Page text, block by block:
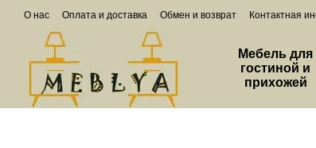
Перейти к основному контенту
О нас Оплата и доставка Обмен и возврат Контактная
Мебель для
гостиной и
прихожей